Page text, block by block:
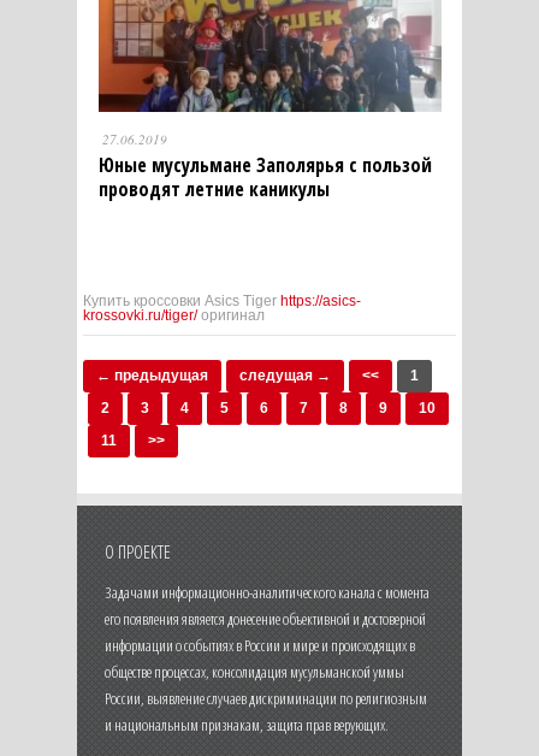
27.06.2019
Юные мусульмане Заполярья с пользой
проводят летние каникулы
Купить кроссовки Asics Tiger https://asics-
krossovki.ru/tiger/оригинал
← предыдущая следущая → <<
1
2
3 4 5 6 7 8 9
10
11
>>
О ПРОЕКТЕ
Задачами информационно-аналитического канала с момента
его появления является донесение объективной и достоверной
информации о событиях в России и мире и происходящих в
обществе процессах, консолидация мусульманской уммы
России, выявление случаев дискриминации по религиозным
и национальным признакам, защита прав верующих.